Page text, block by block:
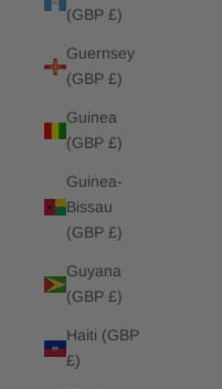
(GBP £)
Guernsey
(GBP £)
Guinea
(GBP £)
Guinea-
Bissau
(GBP £)
Guyana
(GBP £)
Haiti (GBP
£)